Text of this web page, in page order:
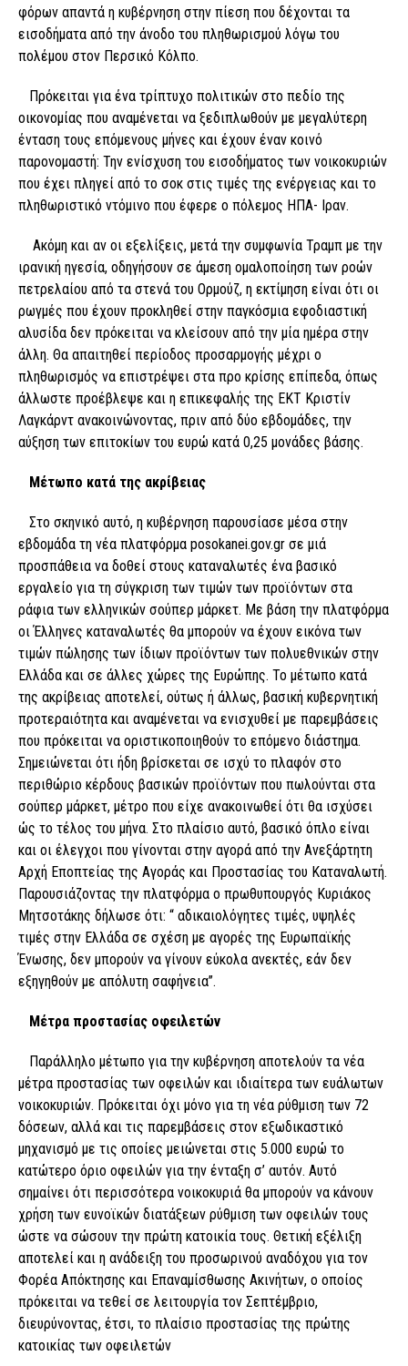
φόρων απαντά η κυβέρνηση στην πίεση που δέχονται τα
εισοδήματα από την άνοδο του πληθωρισμού λόγω του
πολέμου στον Περσικό Κόλπο.
Πρόκειται για ένα τρίπτυχο πολιτικών στο πεδίο της
οικονομίας που αναμένεται να ξεδιπλωθούν με μεγαλύτερη
ένταση τους επόμενους μήνες και έχουν έναν κοινό
παρονομαστή: Την ενίσχυση του εισοδήματος των νοικοκυριών
που έχει πληγεί από το σοκ στις τιμές της ενέργειας και το
πληθωριστικό ντόμινο που έφερε ο πόλεμος ΗΠΑ- Ιραν.
Ακόμη και αν οι εξελίξεις, μετά την συμφωνία Τραμπ με την
ιρανική ηγεσία, οδηγήσουν σε άμεση ομαλοποίηση των ροών
πετρελαίου από τα στενά του Ορμούζ, η εκτίμηση είναι ότι οι
ρωγμές που έχουν προκληθεί στην παγκόσμια εφοδιαστική
αλυσίδα δεν πρόκειται να κλείσουν από την μία ημέρα στην
άλλη. Θα απαιτηθεί περίοδος προσαρμογής μέχρι ο
πληθωρισμός να επιστρέψει στα προ κρίσης επίπεδα, όπως
άλλωστε προέβλεψε και η επικεφαλής της ΕΚΤ Κριστίν
Λαγκάρντ ανακοινώνοντας, πριν από δύο εβδομάδες, την
αύξηση των επιτοκίων του ευρώ κατά 0,25 μονάδες βάσης.
Μέτωπο κατά της ακρίβειας
Στο σκηνικό αυτό, η κυβέρνηση παρουσίασε μέσα στην
εβδομάδα τη νέα πλατφόρμα posokanei.gov.gr σε μιά
προσπάθεια να δοθεί στους καταναλωτές ένα βασικό
εργαλείο για τη σύγκριση των τιμών των προϊόντων στα
ράφια των ελληνικών σούπερ μάρκετ. Με βάση την πλατφόρμα
οι Έλληνες καταναλωτές θα μπορούν να έχουν εικόνα των
τιμών πώλησης των ίδιων προϊόντων των πολυεθνικών στην
Ελλάδα και σε άλλες χώρες της Ευρώπης. Το μέτωπο κατά
της ακρίβειας αποτελεί, ούτως ή άλλως, βασική κυβερνητική
προτεραιότητα και αναμένεται να ενισχυθεί με παρεμβάσεις
που πρόκειται να οριστικοποιηθούν το επόμενο διάστημα.
Σημειώνεται ότι ήδη βρίσκεται σε ισχύ το πλαφόν στο
περιθώριο κέρδους βασικών προϊόντων που πωλούνται στα
σούπερ μάρκετ, μέτρο που είχε ανακοινωθεί ότι θα ισχύσει
ώς το τέλος του μήνα. Στο πλαίσιο αυτό, βασικό όπλο είναι
και οι έλεγχοι που γίνονται στην αγορά από την Ανεξάρτητη
Αρχή Εποπτείας της Αγοράς και Προστασίας του Καταναλωτή.
Παρουσιάζοντας την πλατφόρμα ο πρωθυπουργός Κυριάκος
Μητσοτάκης δήλωσε ότι: “ αδικαιολόγητες τιμές, υψηλές
τιμές στην Ελλάδα σε σχέση με αγορές της Ευρωπαϊκής
Ένωσης, δεν μπορούν να γίνουν εύκολα ανεκτές, εάν δεν
εξηγηθούν με απόλυτη σαφήνεια”.
Μέτρα προστασίας οφειλετών
Παράλληλο μέτωπο για την κυβέρνηση αποτελούν τα νέα
μέτρα προστασίας των οφειλών και ιδιαίτερα των ευάλωτων
νοικοκυριών. Πρόκειται όχι μόνο για τη νέα ρύθμιση των 72
δόσεων, αλλά και τις παρεμβάσεις στον εξωδικαστικό
μηχανισμό με τις οποίες μειώνεται στις 5.000 ευρώ το
κατώτερο όριο οφειλών για την ένταξη σ’ αυτόν. Αυτό
σημαίνει ότι περισσότερα νοικοκυριά θα μπορούν να κάνουν
χρήση των ευνοϊκών διατάξεων ρύθμιση των οφειλών τους
ώστε να σώσουν την πρώτη κατοικία τους. Θετική εξέλιξη
αποτελεί και η ανάδειξη του προσωρινού αναδόχου για τον
Φορέα Απόκτησης και Επαναμίσθωσης Ακινήτων, ο οποίος
πρόκειται να τεθεί σε λειτουργία τον Σεπτέμβριο,
διευρύνοντας, έτσι, το πλαίσιο προστασίας της πρώτης
κατοικίας των οφειλετών